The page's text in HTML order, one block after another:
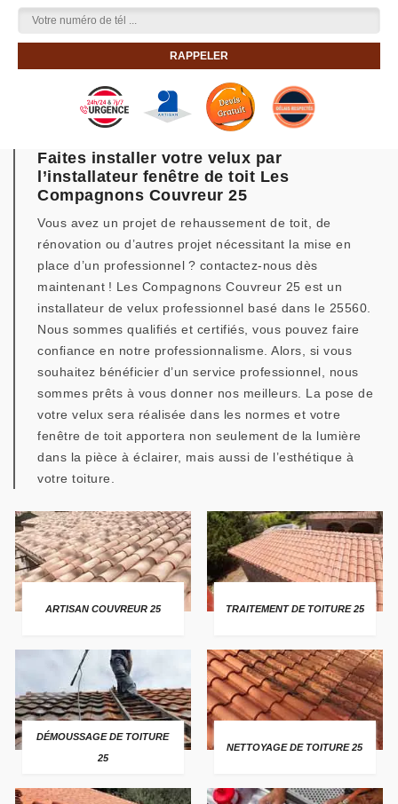
Faites installer votre velux par
l’installateur fenêtre de toit Les
Compagnons Couvreur 25
Vous avez un projet de rehaussement de toit, de
rénovation ou d’autres projet nécessitant la mise en
place d’un professionnel ? contactez-nous dès
maintenant ! Les Compagnons Couvreur 25 est un
installateur de velux professionnel basé dans le 25560.
Nous sommes qualifiés et certifiés, vous pouvez faire
confiance en notre professionnalisme. Alors, si vous
souhaitez bénéficier d’un service professionnel, nous
sommes prêts à vous donner nos meilleurs. La pose de
votre velux sera réalisée dans les normes et votre
fenêtre de toit apportera non seulement de la lumière
dans la pièce à éclairer, mais aussi de l’esthétique à
votre toiture.
ARTISAN COUVREUR 25 TRAITEMENT DE TOITURE 25
DÉMOUSSAGE DE TOITURE
25
NETTOYAGE DE TOITURE 25